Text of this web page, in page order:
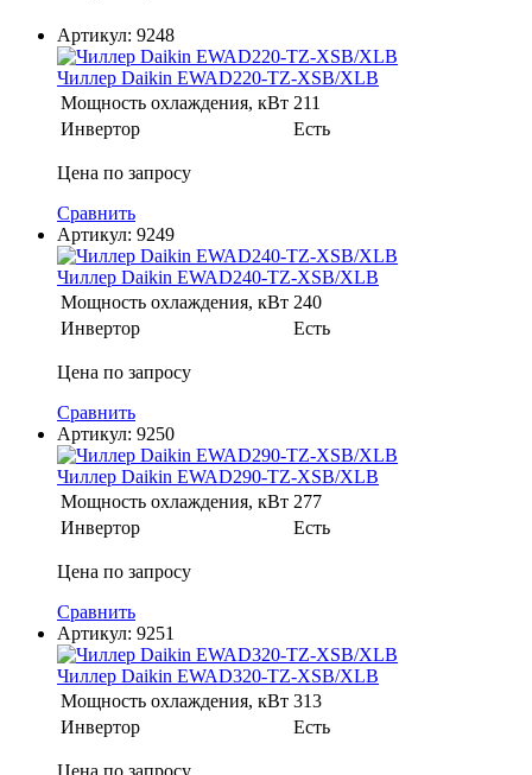
Артикул: 9248
Чиллер Daikin EWAD220-TZ-XSB/XLB
Мощность охлаждения, кВт 211
Инвертор
Есть
Цена по запросу
Сравнить
Артикул: 9249
Чиллер Daikin EWAD240-TZ-XSB/XLB
Мощность охлаждения, кВт 240
Инвертор
Есть
Цена по запросу
Сравнить
Артикул: 9250
Чиллер Daikin EWAD290-TZ-XSB/XLB
Мощность охлаждения, кВт 277
Инвертор
Есть
Цена по запросу
Сравнить
Артикул: 9251
Чиллер Daikin EWAD320-TZ-XSB/XLB
Мощность охлаждения, кВт 313
Инвертор
Есть
Цена по запросу